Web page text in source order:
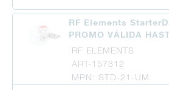
RF Elements
PROMO VÁLIDA
RF ELEMENTS
ART-157312
MPN: STD-21-UM